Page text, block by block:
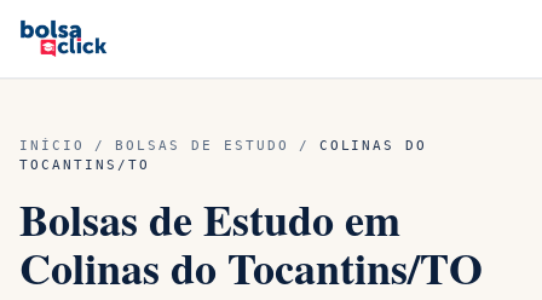
INÍCIO / BOLSAS DE ESTUDO /
COLINAS DO
TOCANTINS / TO
Bolsas de Estudo em
Colinas do Tocantins/TO